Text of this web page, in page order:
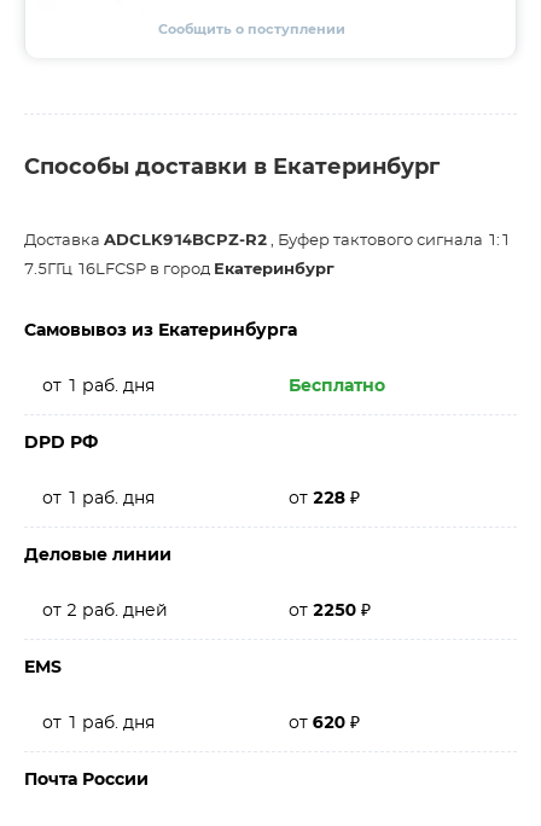
Сообщить о поступлении
Способы доставки в Екатеринбург
Доставка ADCLK914BCPZ-R2 , Буфер тактового сигнала 1:1
7.5ГГц 16LFCSP в город Екатеринбург
Самовывоз из Екатеринбурга
от 1 раб. дня Бесплатно
DPD РФ
от 1 раб. дня от 228 ₽
Деловые линии
от 2 раб. дней от 2250 ₽
EMS
от 1 раб. дня от 620 ₽
Почта России